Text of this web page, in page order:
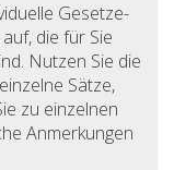
Gesetze-
die für Sie
Nutzen Sie die
Sätze,
zu einzelnen
Anmerkungen